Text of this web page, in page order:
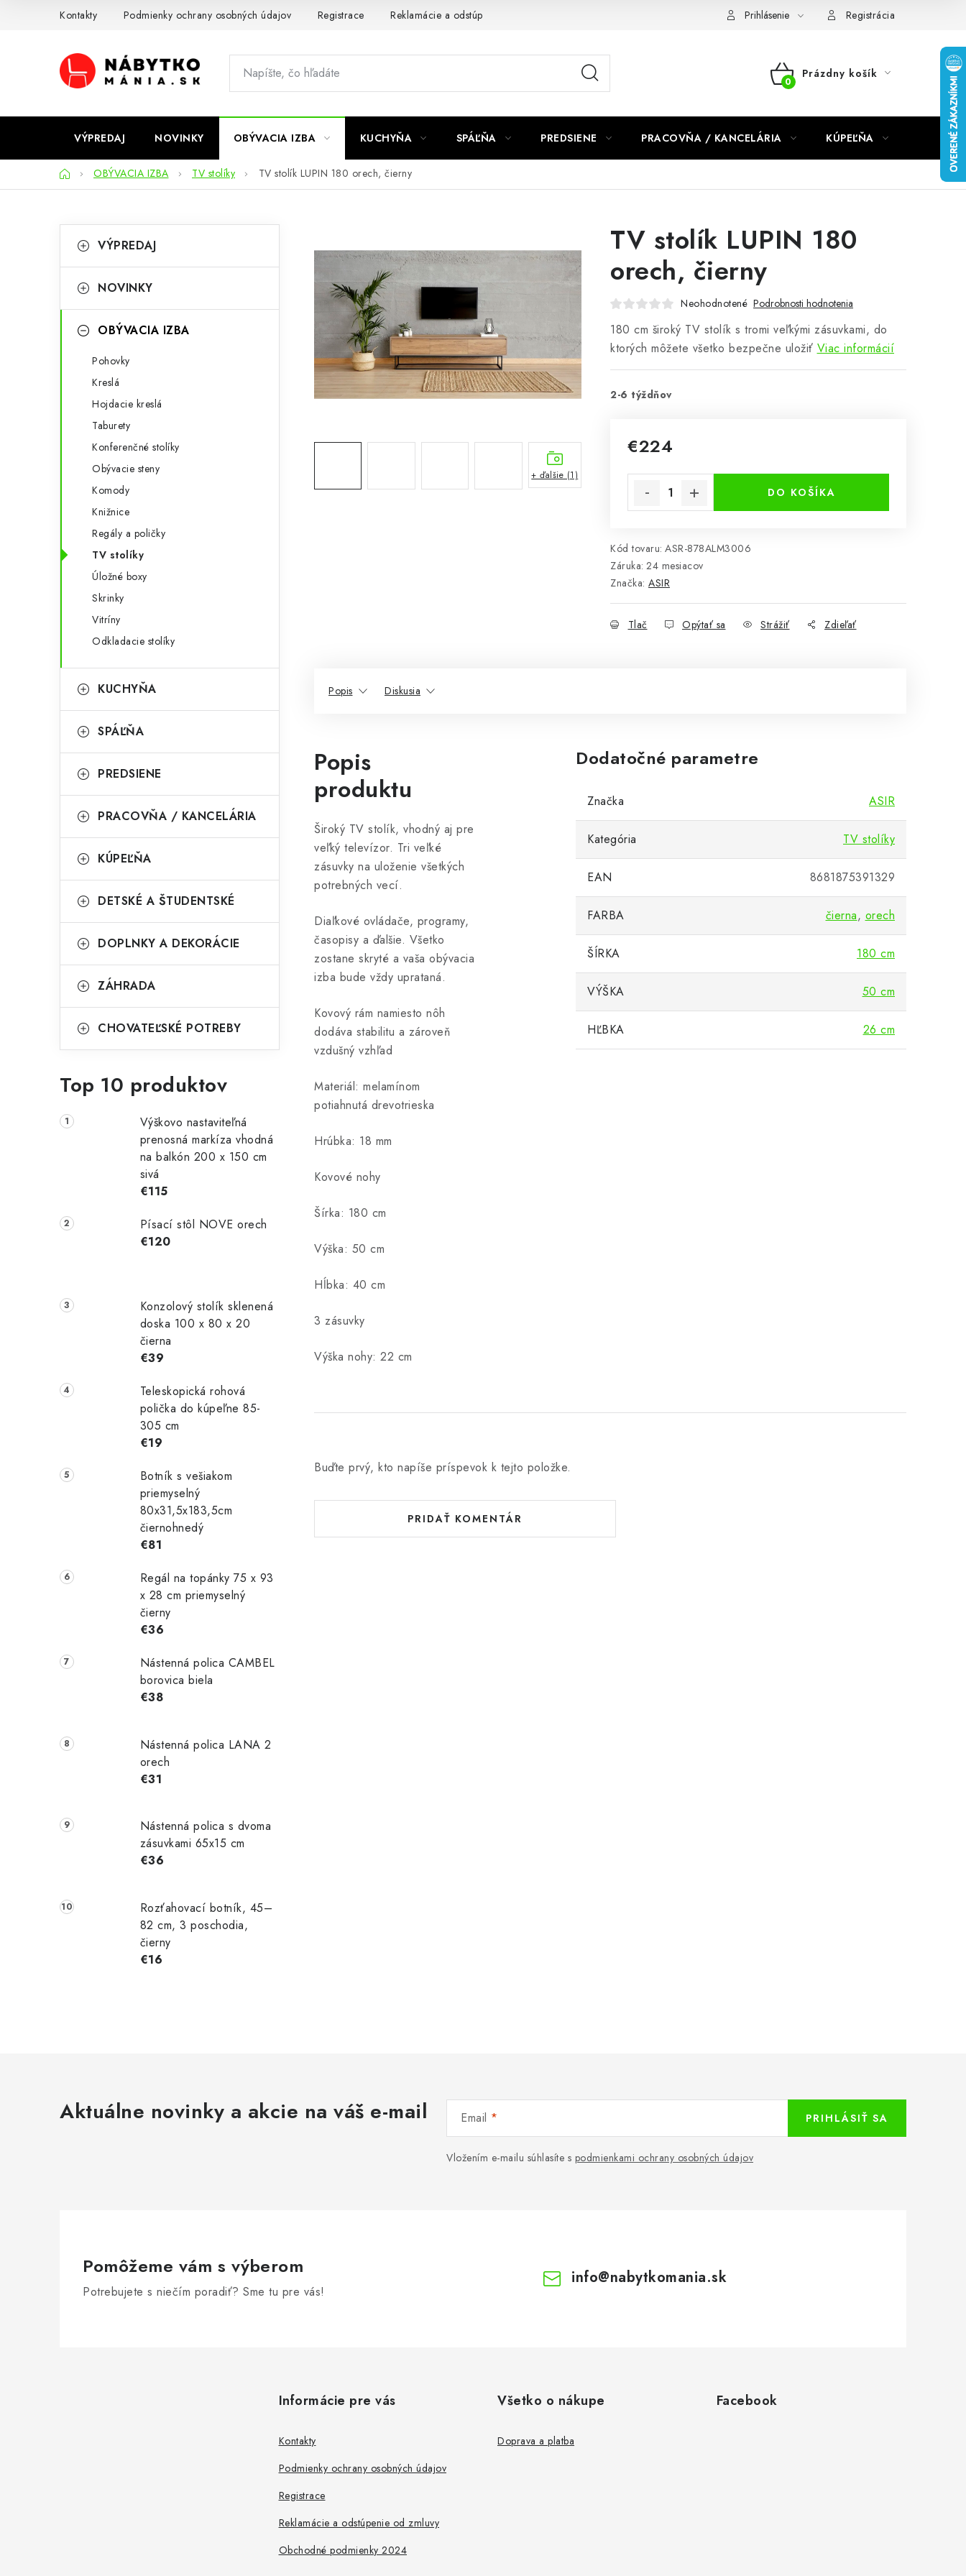
Kontakty Podmienky ochrany osobných údajov Registrace Reklamácie a odstúpenie od zmluvy Prihlásenie Registrácia
NÁKUPNÝ
Prázdny košík
VÝPREDAJ NOVINKY OBÝVACIA IZBA KUCHYŇA SPÁĽŇA PREDSIENE PRACOVŇA / KANCELÁRIA KÚPEĽŇA
DomovOBÝVACIA IZBA TV stolíky TV stolík LUPIN 180 orech, čierny
o
n
kategórie
a
e
VÝPREDAJ
NOVINKY
OBÝVACIA IZBA
Pohovky
Kreslá
Hojdacie kreslá
Taburety
Konferenčné stolíky
Obývacie steny
Komody
Knižnice
Regály a poličky
TV stolíky
Úložné boxy
Skrinky
Vitríny
Odkladacie stolíky
KUCHYŇA
SPÁĽŇA
PREDSIENE
PRACOVŇA / KANCELÁRIA
KÚPEĽŇA
DETSKÉ A ŠTUDENTSKÉ
DOPLNKY A DEKORÁCIE
ZÁHRADA
CHOVATEĽSKÉ POTREBY
Top 10 produktov
Výškovo nastaviteľná
prenosná markíza vhodná
na balkón 200 x 150 cm
sivá
€115
Písací stôl NOVE orech
€120
Konzolový stolík sklenená
doska 100 x 80 x 20
čierna
€39
Teleskopická rohová
polička do kúpeľne 85-
305 cm
€19
Botník s vešiakom
priemyselný
80x31,5x183,5cm
čiernohnedý
€81
Regál na topánky 75 x 93
x 28 cm priemyselný
čierny
€36
Nástenná polica CAMBEL
borovica biela
€38
Nástenná polica LANA 2
orech
€31
Nástenná polica s dvoma
zásuvkami 65x15 cm
€36
Rozťahovací botník, 45–
82 cm, 3 poschodia,
čierny
€16
TV stolík LUPIN 180
orech, čierny
Neohodnotené Podrobnosti hodnotenia
180 cm široký TV stolík s tromi veľkými zásuvkami, do
ktorých môžete všetko bezpečne uložiť Viac informácií
2-6 týždňov
€224
DO KOŠÍKA
Kód tovaru: ASR-878ALM3006
Záruka: 24 mesiacov
Značka: ASIR
Tlač Opýtať sa Strážiť Zdieľať
+ ďalšie (1)
Popis Diskusia
Popis
produktu
Široký TV stolík, vhodný aj pre
veľký televízor. Tri veľké
zásuvky na uloženie všetkých
potrebných vecí.
Diaľkové ovládače, programy,
časopisy a ďalšie. Všetko
zostane skryté a vaša obývacia
izba bude vždy uprataná.
Kovový rám namiesto nôh
dodáva stabilitu a zároveň
vzdušný vzhľad
Materiál: melamínom
potiahnutá drevotrieska
Hrúbka: 18 mm
Kovové nohy
Šírka: 180 cm
Výška: 50 cm
Hĺbka: 40 cm
3 zásuvky
Výška nohy: 22 cm
Dodatočné parametre
Značka ASIR
Kategória TV stolíky
EAN 8681875391329
FARBA čierna, orech
ŠÍRKA 180 cm
VÝŠKA 50 cm
HĽBKA 26 cm
Buďte prvý, kto napíše príspevok k tejto položke.
PRIDAŤ KOMENTÁR
Aktuálne novinky a akcie na váš e-mail Email
Vložením e-mailu súhlasíte s podmienkami ochrany osobných údajov
PRIHLÁSIŤ SA
Pomôžeme vám s výberom
Potrebujete s niečím poradiť? Sme tu pre vás!
info@nabytkomania.sk
Informácie pre vás
Kontakty
Podmienky ochrany osobných údajov
Registrace
Reklamácie a odstúpenie od zmluvy
Obchodné podmienky 2024
Všetko o nákupe
Doprava a platba
Facebook